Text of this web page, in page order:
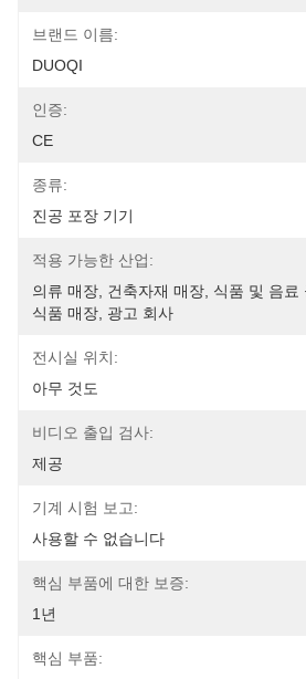
브랜드 이름:
DUOQI
인증:
CE
종류:
진공 포장 기기
적용 가능한 산업:
의류 매장, 건축자재 매장, 식품 및 음료
식품 매장, 광고 회사
전시실 위치:
아무 것도
비디오 출입 검사:
제공
기계 시험 보고:
사용할 수 없습니다
핵심 부품에 대한 보증:
1년
핵심 부품: